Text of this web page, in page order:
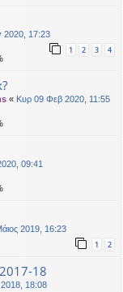
2020, 17:23
1 2 3 4
« Κυρ 09 Φεβ 2020, 11:55
09:41
2019, 16:23
1 2
18
18:08